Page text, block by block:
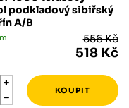
podkladový sibiřský
A/B
556 Kč
518 Kč